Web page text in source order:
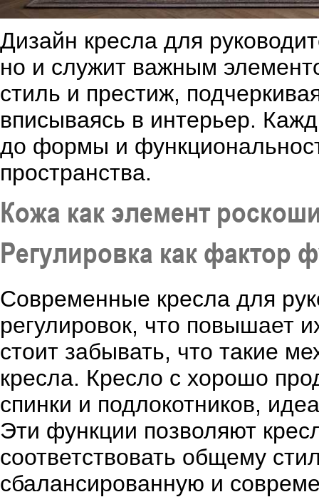
Дизайн кресла для
но и служит важным
стиль и престиж,
вписываясь в интерьер.
до формы и
пространства.
Кожа как элемент
Регулировка как фактор
Современные кресла для
регулировок, что повышает
стоит забывать, что такие
кресла. Кресло с хорошо
спинки и подлокотников,
Эти функции позволяют
соответствовать общему
сбалансированную и